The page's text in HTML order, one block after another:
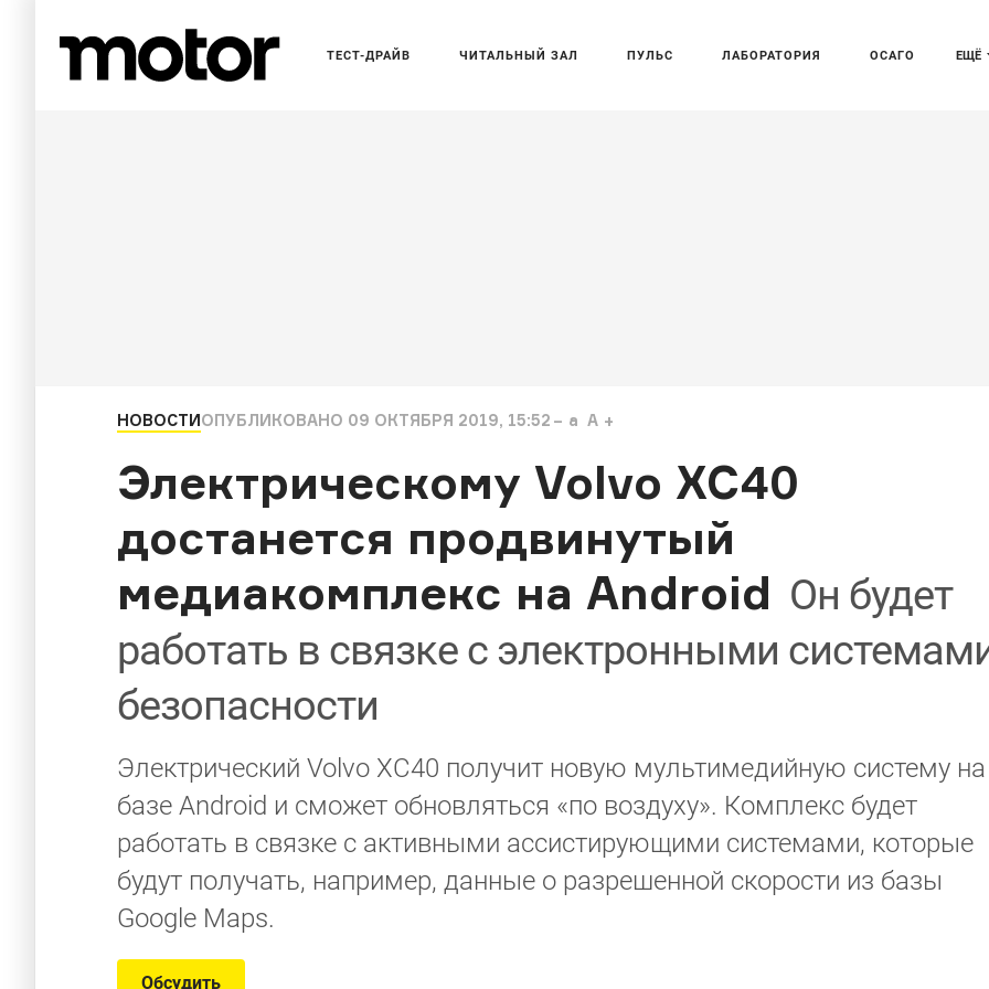
ЕЩЁ
ТЕСТ-ДРАЙВ ЧИТАЛЬНЫЙ ЗАЛ ПУЛЬС ЛАБОРАТОРИЯ ОСАГО
НОВОСТИОПУБЛИКОВАНО 09 ОКТЯБРЯ 2019, 15:52 a A
Электрическому Volvo XC40
достанется продвинутый
медиакомплекс на Android Он будет
работать в связке с электронными
безопасности
Электрический Volvo XC40 получит новую мультимедийную систему на
базе Android и сможет обновляться «по воздуху». Комплекс будет
работать в связке с активными ассистирующими системами, которые
будут получать, например, данные о разрешенной скорости из базы
Google Maps.
Обсудить